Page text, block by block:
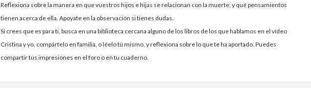
Reflexiona sobre la manera en que vuestros hijos e hijas se relacionan con la muerte, y qué pensamientos
tienen acerca de ella. Apoyate en la observación si tienes dudas.
Si crees que es para ti, busca en una biblioteca cercana alguno de los libros de los que hablamos en el vídeo
Cristina y yo, compártelo en familia, o léelo tú mismo, y reflexiona sobre lo que te ha aportado. Puedes
compartir tus impresiones en el foro o en tu cuaderno.